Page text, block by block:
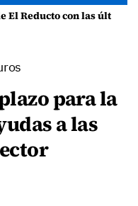
"una buena calidad de las aguas para el baño"
para la
a las